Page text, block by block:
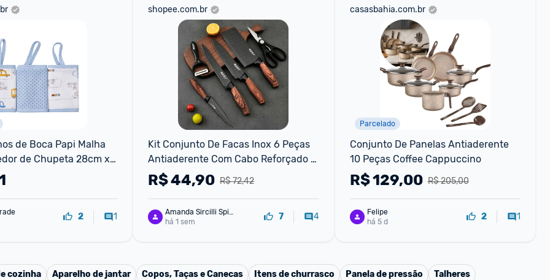
de Boca Papi Malha
de Chupeta 28cm x
2 1
shopee.com.br
Kit Conjunto De Facas Inox 6 Peças
Antiaderente Com Cabo Reforçado
Descascador E Tesoura Cozinha
Facas de Cozinha
R$ 72,42
R$44,90
Amanda Sircilli Spin
ella
há 1 sem 7 4
casasbahia.com.br
Parcelado
Conjunto De Panelas Antiaderente
10 Peças Coffee Cappuccino
R$ 205,00
R$129,00
Felipe
há 5 d
2 1
cozinha Aparelho de jantar Copos, Taças e Canecas Itens de churrasco Panela de pressão Talheres